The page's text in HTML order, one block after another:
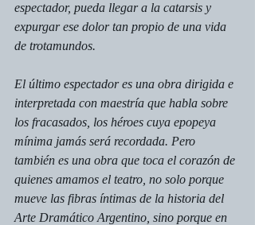
espectador, pueda llegar a la catarsis y
expurgar ese dolor tan propio de una vida
de trotamundos.
El último espectador es una obra dirigida e
interpretada con maestría que habla sobre
los fracasados, los héroes cuya epopeya
mínima jamás será recordada. Pero
también es una obra que toca el corazón de
quienes amamos el teatro, no solo porque
mueve las fibras íntimas de la historia del
Arte Dramático Argentino, sino porque en